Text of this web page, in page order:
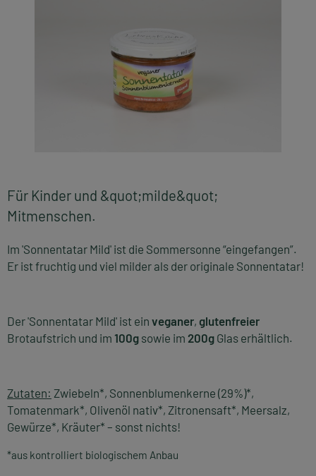
Für Kinder und &quot;milde&quot;
Mitmenschen.
Im 'Sonnentatar Mild' ist die Sommersonne “eingefangen”.
Er ist fruchtig und viel milder als der originale Sonnentatar!
Der 'Sonnentatar Mild' ist ein veganer, glutenfreier
Brotaufstrich und im 100g sowie im 200g Glas erhältlich.
Zutaten: Zwiebeln*, Sonnenblumenkerne (29%)*,
Tomatenmark*, Olivenöl nativ*, Zitronensaft*, Meersalz,
Gewürze*, Kräuter* – sonst nichts!
*aus kontrolliert biologischem Anbau